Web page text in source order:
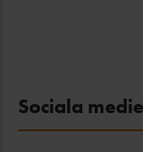
Sociala